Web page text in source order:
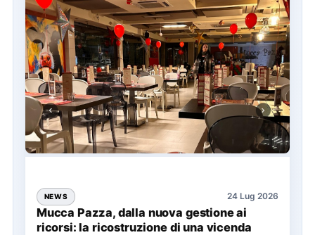
NEWS 24 Lug 2026
Mucca Pazza, dalla nuova gestione ai
ricorsi: la ricostruzione di una vicenda